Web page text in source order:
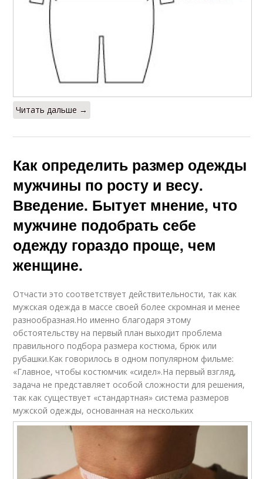
Одежды по госту
Одежды для женщин
Одежда для
мальчиков
Одежды для
Одежды в европе
Читать дальше →
Как определить размер одежды
мужчины по росту и весу.
Введение. Бытует мнение, что
мужчине подобрать себе
одежду гораздо проще, чем
женщине.
Отчасти это соответствует действительности, так как
мужская одежда в массе своей более скромная и менее
разнообразная.Но именно благодаря этому
обстоятельству на первый план выходит проблема
правильного подбора размера костюма, брюк или
рубашки.Как говорилось в одном популярном фильме:
«Главное, чтобы костюмчик «сидел».На первый взгляд,
задача не представляет особой сложности для решения,
так как существует «стандартная» система размеров
мужской одежды, основанная на нескольких